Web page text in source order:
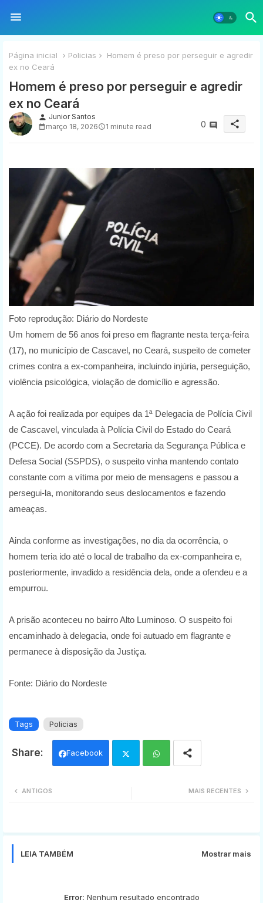
Página inicial Policias
Homem é preso por perseguir e agredir
ex no Ceará
Homem é preso por perseguir e agredir
ex no Ceará
person Junior Santos
março 18, 2026
1 minute read 0 share
Foto reprodução: Diário do Nordeste
Um homem de 56 anos foi preso em flagrante nesta terça-feira
(17), no município de Cascavel, no Ceará, suspeito de cometer
crimes contra a ex-companheira, incluindo injúria, perseguição,
violência psicológica, violação de domicílio e agressão.
A ação foi realizada por equipes da 1ª Delegacia de Polícia Civil
de Cascavel, vinculada à Polícia Civil do Estado do Ceará
(PCCE). De acordo com a Secretaria da Segurança Pública e
Defesa Social (SSPDS), o suspeito vinha mantendo contato
constante com a vítima por meio de mensagens e passou a
persegui-la, monitorando seus deslocamentos e fazendo
ameaças.
Ainda conforme as investigações, no dia da ocorrência, o
homem teria ido até o local de trabalho da ex-companheira e,
posteriormente, invadido a residência dela, onde a ofendeu e a
empurrou.
A prisão aconteceu no bairro Alto Luminoso. O suspeito foi
encaminhado à delegacia, onde foi autuado em flagrante e
permanece à disposição da Justiça.
Fonte: Diário do Nordeste
Tags Policias
Facebook
MAIS RECENTES
ANTIGOS
LEIA TAMBÉM Mostrar mais
Error: Nenhum resultado encontrado